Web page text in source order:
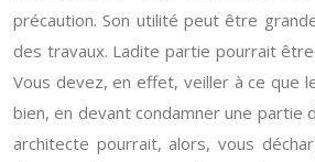
précaution. Son utilité peut être
des travaux. Ladite partie pourrait
Vous devez, en effet, veiller à ce que
bien, en devant condamner une partie
architecte pourrait, alors, vous